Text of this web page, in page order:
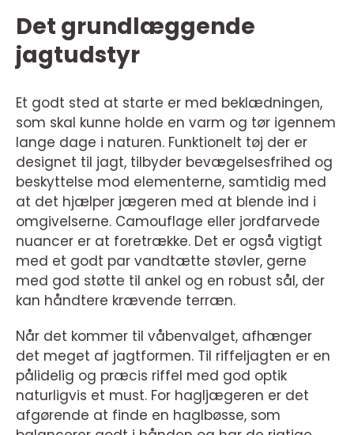
Det grundlæggende
jagtudstyr
Et godt sted at starte er med beklædningen,
som skal kunne holde en varm og tør igennem
lange dage i naturen. Funktionelt tøj der er
designet til jagt, tilbyder bevægelsesfrihed og
beskyttelse mod elementerne, samtidig med
at det hjælper jægeren med at blende ind i
omgivelserne. Camouflage eller jordfarvede
nuancer er at foretrække. Det er også vigtigt
med et godt par vandtætte støvler, gerne
med god støtte til ankel og en robust sål, der
kan håndtere krævende terræn.
Når det kommer til våbenvalget, afhænger
det meget af jagtformen. Til riffeljagten er en
pålidelig og præcis riffel med god optik
naturligvis et must. For hagljægeren er det
afgørende at finde en haglbøsse, som